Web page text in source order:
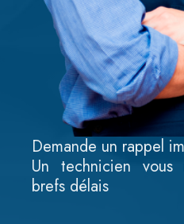
Demande un rappel
Un technicien vous
brefs délais